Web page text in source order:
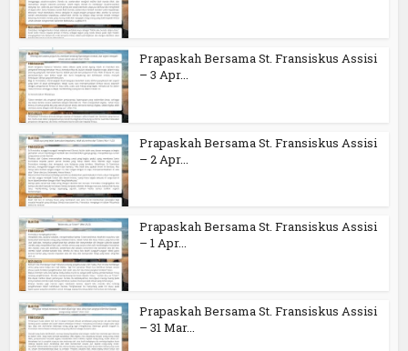
Prapaskah Bersama St. Fransiskus Assisi
– 3 Apr...
Prapaskah Bersama St. Fransiskus Assisi
– 2 Apr...
Prapaskah Bersama St. Fransiskus Assisi
– 1 Apr...
Prapaskah Bersama St. Fransiskus Assisi
– 31 Mar...